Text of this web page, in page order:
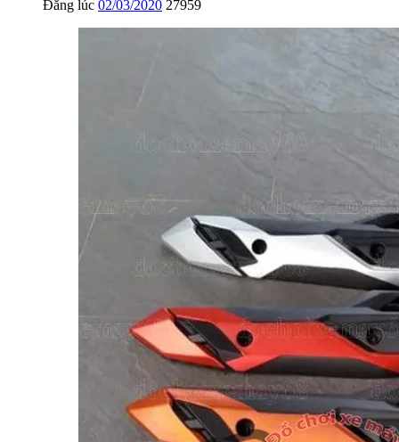
Đăng lúc 02/03/2020 27959